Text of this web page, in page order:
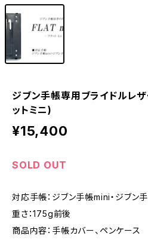
ジブン手帳専用ブライドルレ
ットミニ)
¥15,400
SOLD OUT
対応手帳：ジブン手帳mini・ジブン
重さ：175g前後
商品内容：手帳カバー、ペンケース